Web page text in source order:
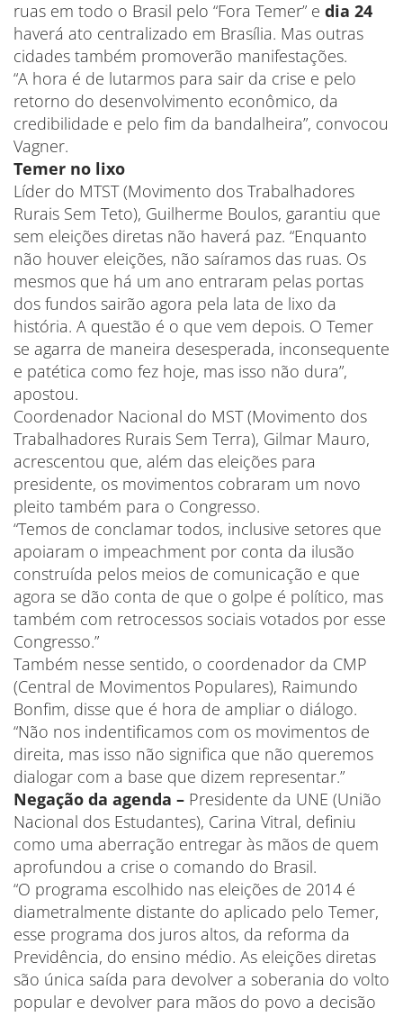
ruas em todo o Brasil pelo “Fora Temer” e dia 24
haverá ato centralizado em Brasília. Mas outras
cidades também promoverão manifestações.
“A hora é de lutarmos para sair da crise e pelo
retorno do desenvolvimento econômico, da
credibilidade e pelo fim da bandalheira”, convocou
Vagner.
Temer no lixo
Líder do MTST (Movimento dos Trabalhadores
Rurais Sem Teto), Guilherme Boulos, garantiu que
sem eleições diretas não haverá paz. “Enquanto
não houver eleições, não saíramos das ruas. Os
mesmos que há um ano entraram pelas portas
dos fundos sairão agora pela lata de lixo da
história. A questão é o que vem depois. O Temer
se agarra de maneira desesperada, inconsequente
e patética como fez hoje, mas isso não dura”,
apostou.
Coordenador Nacional do MST (Movimento dos
Trabalhadores Rurais Sem Terra), Gilmar Mauro,
acrescentou que, além das eleições para
presidente, os movimentos cobraram um novo
pleito também para o Congresso.
“Temos de conclamar todos, inclusive setores que
apoiaram o impeachment por conta da ilusão
construída pelos meios de comunicação e que
agora se dão conta de que o golpe é político, mas
também com retrocessos sociais votados por esse
Congresso.”
Também nesse sentido, o coordenador da CMP
(Central de Movimentos Populares), Raimundo
Bonfim, disse que é hora de ampliar o diálogo.
“Não nos indentificamos com os movimentos de
direita, mas isso não significa que não queremos
dialogar com a base que dizem representar.”
Negação da agenda – Presidente da UNE (União
Nacional dos Estudantes), Carina Vitral, definiu
como uma aberração entregar às mãos de quem
aprofundou a crise o comando do Brasil.
“O programa escolhido nas eleições de 2014 é
diametralmente distante do aplicado pelo Temer,
esse programa dos juros altos, da reforma da
Previdência, do ensino médio. As eleições diretas
são única saída para devolver a soberania do volto
popular e devolver para mãos do povo a decisão